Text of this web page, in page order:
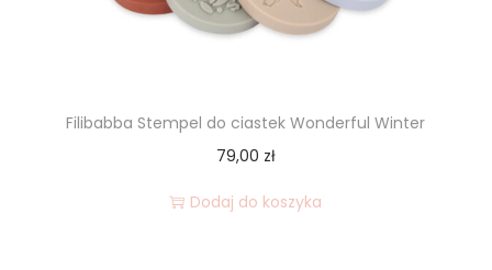
Filibabba Stempel do ciastek Wonderful Winter
79,00 zł
Dodaj do koszyka